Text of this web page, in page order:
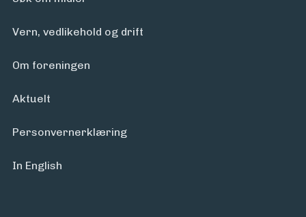
Vern, vedlikehold og drift
Om foreningen
Aktuelt
Personvern­erklæring
In English